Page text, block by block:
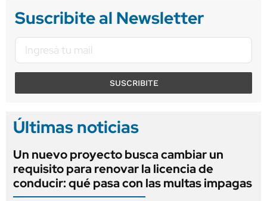
Suscribite al Newsletter
SUSCRIBITE
Últimas noticias
Un nuevo proyecto busca cambiar un
requisito para renovar la licencia de
conducir: qué pasa con las multas impagas